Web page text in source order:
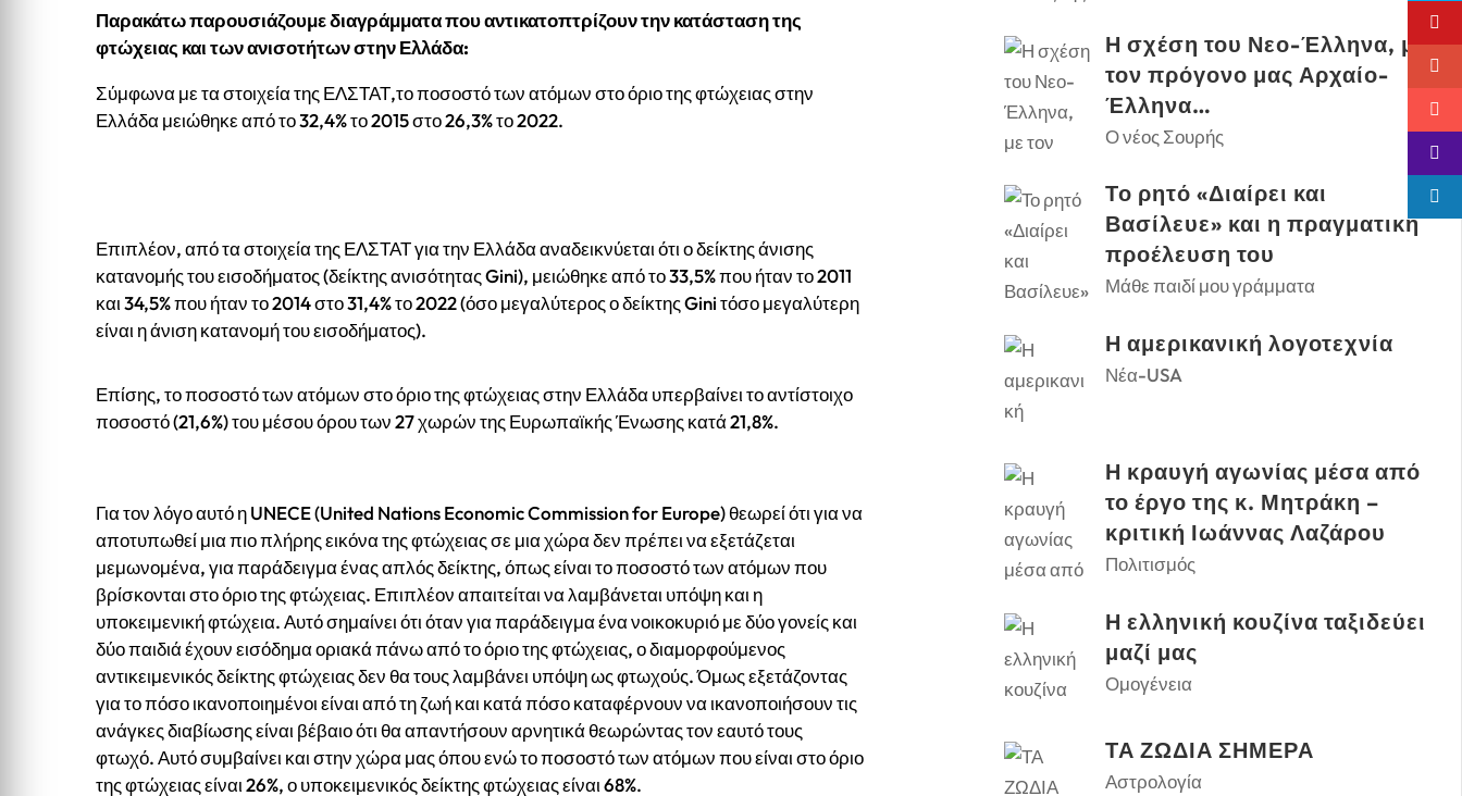
Παρακάτω παρουσιάζουμε διαγράμματα που αντικατοπτρίζουν την κατάσταση της
φτώχειας και των ανισοτήτων στην Ελλάδα:
Σύμφωνα με τα στοιχεία της ΕΛΣΤΑΤ,το ποσοστό των ατόμων στο όριο της φτώχειας στην
Ελλάδα μειώθηκε από το 32,4% το 2015 στο 26,3% το 2022.
Επιπλέον, από τα στοιχεία της ΕΛΣΤΑΤ για την Ελλάδα αναδεικνύεται ότι ο δείκτης άνισης
κατανομής του εισοδήματος (δείκτης ανισότητας Gini), μειώθηκε από το 33,5% που ήταν το 2011
και 34,5% που ήταν το 2014 στο 31,4% το 2022 (όσο μεγαλύτερος ο δείκτης Gini τόσο μεγαλύτερη
είναι η άνιση κατανομή του εισοδήματος).
Επίσης, το ποσοστό των ατόμων στο όριο της φτώχειας στην Ελλάδα υπερβαίνει το αντίστοιχο
ποσοστό (21,6%) του μέσου όρου των 27 χωρών της Ευρωπαϊκής Ένωσης κατά 21,8%.
Για τον λόγο αυτό η UNECE (United Nations Economic Commission for Europe) θεωρεί ότι για να
αποτυπωθεί μια πιο πλήρης εικόνα της φτώχειας σε μια χώρα δεν πρέπει να εξετάζεται
μεμωνομένα, για παράδειγμα ένας απλός δείκτης, όπως είναι το ποσοστό των ατόμων που
βρίσκονται στο όριο της φτώχειας. Επιπλέον απαιτείται να λαμβάνεται υπόψη και η
υποκειμενική φτώχεια. Αυτό σημαίνει ότι όταν για παράδειγμα ένα νοικοκυριό με δύο γονείς και
δύο παιδιά έχουν εισόδημα οριακά πάνω από το όριο της φτώχειας, ο διαμορφούμενος
αντικειμενικός δείκτης φτώχειας δεν θα τους λαμβάνει υπόψη ως φτωχούς. Όμως εξετάζοντας
για το πόσο ικανοποιημένοι είναι από τη ζωή και κατά πόσο καταφέρνουν να ικανοποιήσουν τις
ανάγκες διαβίωσης είναι βέβαιο ότι θα απαντήσουν αρνητικά θεωρώντας τον εαυτό τους
φτωχό. Αυτό συμβαίνει και στην χώρα μας όπου ενώ το ποσοστό των ατόμων που είναι στο όριο
της φτώχειας είναι 26%, ο υποκειμενικός δείκτης φτώχειας είναι 68%.
Η σχέση του Νεο-Έλληνα, με
τον πρόγονο μας Αρχαίο-
Έλληνα…
Ο νέος Σουρής
Το ρητό «Διαίρει και
Βασίλευε» και η πραγματική
προέλευση του
Μάθε παιδί μου γράμματα
Η αμερικανική λογοτεχνία
Νέα-USA
Η κραυγή αγωνίας μέσα από
το έργο της κ. Μητράκη –
κριτική Ιωάννας Λαζάρου
Πολιτισμός
Η ελληνική κουζίνα ταξιδεύει
μαζί μας
Ομογένεια
ΤΑ ΖΩΔΙΑ ΣΗΜΕΡΑ
Αστρολογία